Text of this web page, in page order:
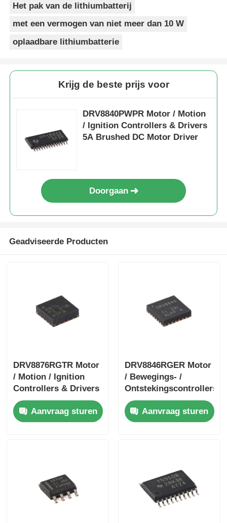
Het pak van de lithiumbatterij
met een vermogen van niet meer dan 10 W
oplaadbare lithiumbatterie
Krijg de beste prijs voor
DRV8840PWPR Motor / Motion
/ Ignition Controllers & Drivers
5A Brushed DC Motor Driver
Doorgaan
Geadviseerde Producten
DRV8876RGTR Motor
/ Motion / Ignition
Controllers & Drivers
40-V 3.5-A H-bridge
Motor Driver met I
Aanvraag sturen
DRV8846RGER Motor
/ Bewegings- /
Ontstekingscontrollers
& Drivers 1.4A
Bipolaire Stpr Mo Tor
Driver
Aanvraag sturen